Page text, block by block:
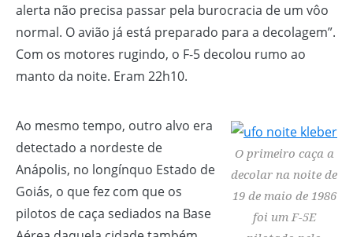
alerta não precisa passar pela burocracia de um vôo
normal. O avião já está preparado para a decolagem”.
Com os motores rugindo, o F-5 decolou rumo ao
manto da noite. Eram 22h10.
O primeiro caça a
decolar na noite de
19 de maio de 1986
foi um F-5E
Ao mesmo tempo, outro alvo era
detectado a nordeste de
Anápolis, no longínquo Estado de
Goiás, o que fez com que os
pilotos de caça sediados na Base